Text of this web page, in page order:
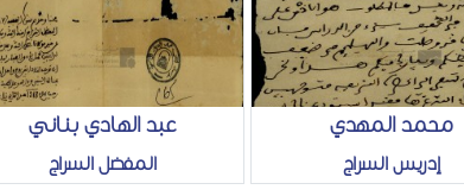
عبد الهادي بناني
المفضل السراج
محمد المهدي
إدريس السراج